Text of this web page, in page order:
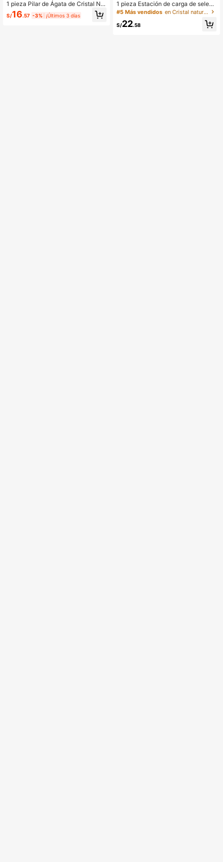
1 pieza Pilar de Ágata de Cristal Nat
ural Decoración del Hogar, Regalo
Perfecto
S/16.57 -3% ¡Últimos 3 días
1 pieza Estación de carga de selenit
a Plato de cristal (Limpieza, carga y
tural
#5 Más vendidos en Cristal natural&Cristal natural&Cristal natural
S/22.58